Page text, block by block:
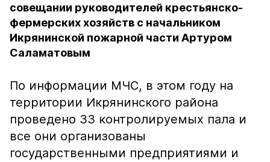
совещании руководителей крестьянско-
фермерских хозяйств с начальником
Икрянинской пожарной части Артуром
Саламатовым
По информации МЧС, в этом году на
территории Икрянинского района
проведено 33 контролируемых пала и
все они организованы
государственными предприятиями и